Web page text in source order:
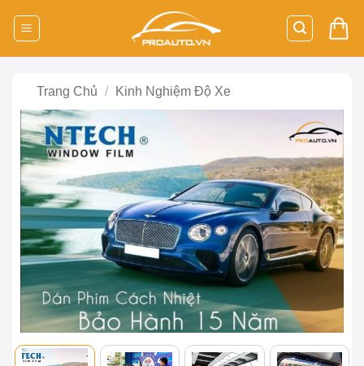
Trang Chủ / Kinh Nghiệm Độ Xe